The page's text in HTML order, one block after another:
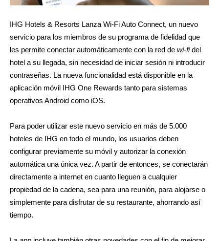
IHG Hotels & Resorts Lanza Wi-Fi Auto Connect, un nuevo
servicio para los miembros de su programa de fidelidad que
les permite conectar automáticamente con la red de wi-fidel
hotel a su llegada, sin necesidad de iniciar sesión ni introducir
contraseñas. La nueva funcionalidad está disponible en la
aplicación móvil IHG One Rewards tanto para sistemas
operativos Android como iOS.
Para poder utilizar este nuevo servicio en más de 5.000
hoteles de IHG en todo el mundo, los usuarios deben
configurar previamente su móvil y autorizar la conexión
automática una única vez. A partir de entonces, se conectarán
directamente a internet en cuanto lleguen a cualquier
propiedad de la cadena, sea para una reunión, para alojarse o
simplemente para disfrutar de su restaurante, ahorrando así
tiempo.